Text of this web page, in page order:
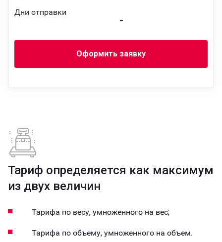
Дни отправки
-
Оформить заявку
Тариф определяется как максимум
из двух величин
Тарифа по весу, умноженного на вес;
Тарифа по объему, умноженного на объем.